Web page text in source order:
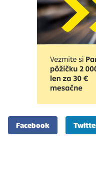
Facebook